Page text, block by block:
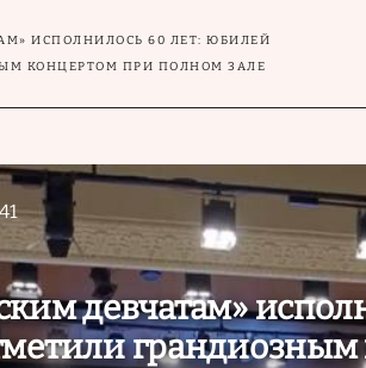
ИСПОЛНИЛОСЬ 60 ЛЕТ: ЮБИЛЕЙ
КОНЦЕРТОМ ПРИ ПОЛНОМ ЗАЛЕ
девчатам»
грандиозным